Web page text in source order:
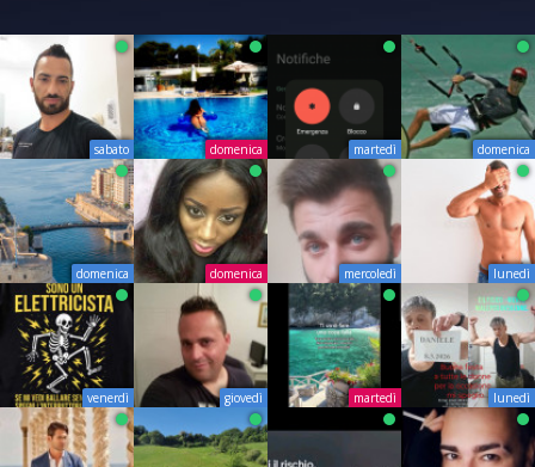
sabato domenica martedì domenica
domenica domenica mercoledì lunedì
venerdì giovedì martedì lunedì